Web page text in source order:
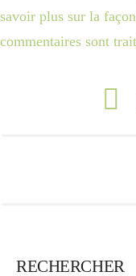
savoir plus sur la
commentaires sont
RECHERCHER